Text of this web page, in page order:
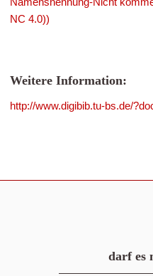
NC 4.0))
Weitere Information:
http://www.digibib.tu-bs.de/
darf es